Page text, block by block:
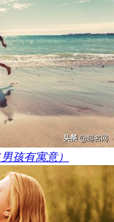
孩有寓意）